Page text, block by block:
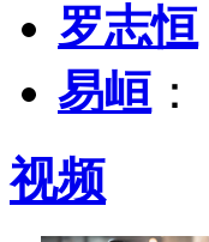
罗志恒
易峘 ：
视频